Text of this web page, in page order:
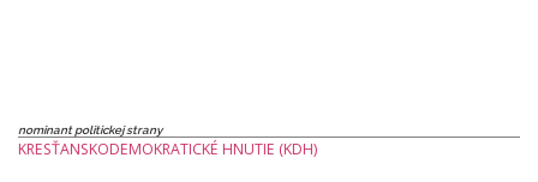
nominant politickej strany
KRESŤANSKODEMOKRATICKÉ HNUTIE (KDH)